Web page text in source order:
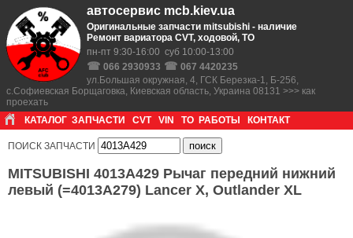
автосервис mcb.kiev.ua
Оригинальные запчасти mitsubishi - наличие
Ремонт вариатора CVT, ходовой, ТО
пн-пт 9:30-16:00 суб 10:00-13:00
☎ 066 2930933 ☎ 067 4420235
ул.Большая окружная, 4, ГСК Березка-1, Б-256,
с.Софиевская Борщаговка, Киевская область, Украина 08131 >>> как
проехать
КАТАЛОГ ЗАПЧАСТИ CVT VIN ТО РАБОТЫ КОНТАКТ
ПОИСК ЗАПЧАСТИ
MITSUBISHI 4013A429 Рычаг передний нижний
левый (=4013A279) Lancer X, Outlander XL